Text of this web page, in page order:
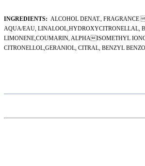
INGREDIENTS: ALCOHOL DENAT., FRAGRANCE
AQUA/EAU, LINALOOL,HYDROXYCITRONELLAL,
LIMONENE,COUMARIN, ALPHAISOMETHYL
CITRONELLOL,GERANIOL, CITRAL, BENZYL